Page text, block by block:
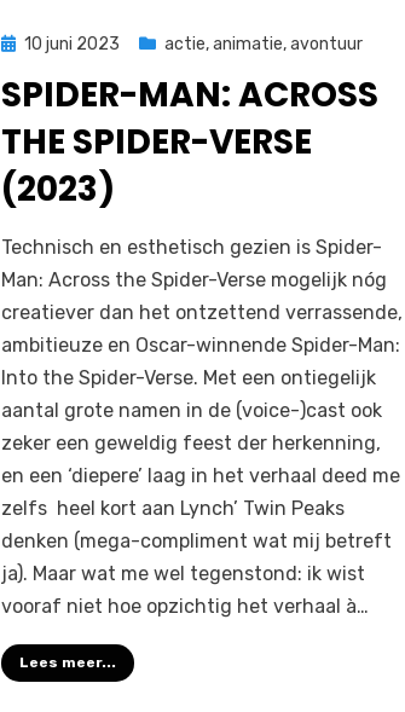
Geplaatst
10 juni 2023 actie,animatie,avontuur
SPIDER-MAN: ACROSS
THE SPIDER-VERSE
(2023)
doorFilmofiel.nl
Technisch en esthetisch gezien is Spider-
Man: Across the Spider-Verse mogelijk nóg
creatiever dan het ontzettend verrassende,
ambitieuze en Oscar-winnende Spider-Man:
Into the Spider-Verse. Met een ontiegelijk
aantal grote namen in de (voice-)cast ook
zeker een geweldig feest der herkenning,
en een ‘diepere’ laag in het verhaal deed me
zelfs heel kort aan Lynch’ Twin Peaks
denken (mega-compliment wat mij betreft
ja). Maar wat me wel tegenstond: ik wist
vooraf niet hoe opzichtig het verhaal à…
Lees meer...